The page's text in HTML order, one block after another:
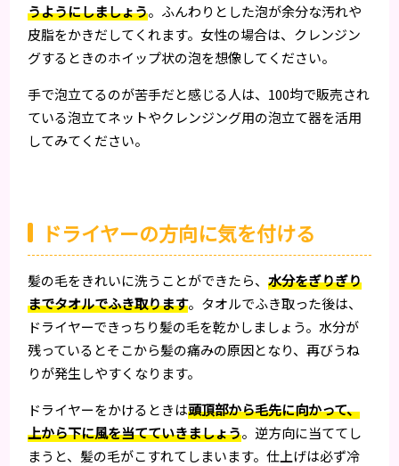
うようにしましょう。ふんわりとした泡が余分な汚れや
皮脂をかきだしてくれます。女性の場合は、クレンジン
グするときのホイップ状の泡を想像してください。
手で泡立てるのが苦手だと感じる人は、100均で販売され
ている泡立てネットやクレンジング用の泡立て器を活用
してみてください。
ドライヤーの方向に気を付ける
髪の毛をきれいに洗うことができたら、水分をぎりぎり
までタオルでふき取ります。タオルでふき取った後は、
ドライヤーできっちり髪の毛を乾かしましょう。水分が
残っているとそこから髪の痛みの原因となり、再びうね
りが発生しやすくなります。
ドライヤーをかけるときは頭頂部から毛先に向かって、
上から下に風を当てていきましょう。逆方向に当ててし
まうと、髪の毛がこすれてしまいます。仕上げは必ず冷